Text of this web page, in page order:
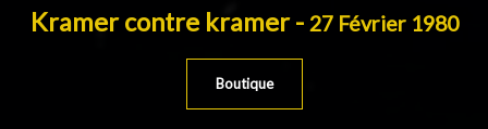
Kramer contre kramer - 27 Février 1980
Boutique